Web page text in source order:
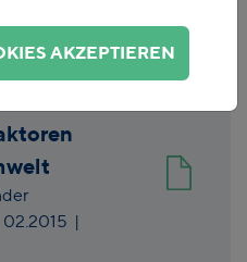
02.2015 |
AKZEPTIEREN